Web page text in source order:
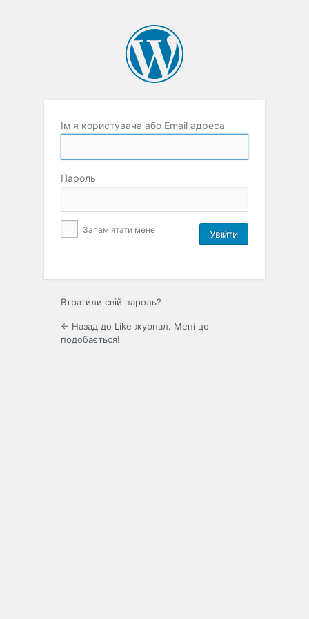
Ім'я користувача або Email адреса
Пароль
Запам'ятати мене
Втратили свій пароль?
← Назад до Like журнал. Мені це
подобається!